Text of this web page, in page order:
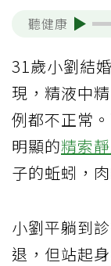
聽健康
31歲小劉結
現，精液中
例都不正常
明顯的精索
子的蚯蚓，
小劉平躺到
退，但站起